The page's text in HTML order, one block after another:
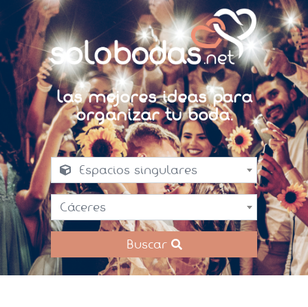
Las mejores ideas para
organizar tu boda.
Espacios singulares
Cáceres
Buscar